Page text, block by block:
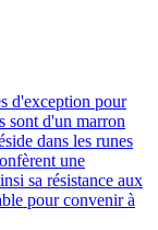
d'exception pour
sont d'un marron
dans les runes
une
sa résistance aux
pour convenir à